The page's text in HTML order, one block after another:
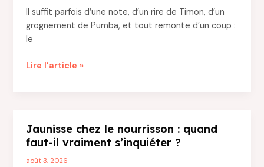
?
Il suffit parfois d’une note, d’un rire de Timon, d’un
grognement de Pumba, et tout remonte d’un coup :
le
Hakuna
de
la
chanson
Lire l’article »
Jaunisse chez le nourrisson : quand
faut-il vraiment s’inquiéter ?
août 3, 2026